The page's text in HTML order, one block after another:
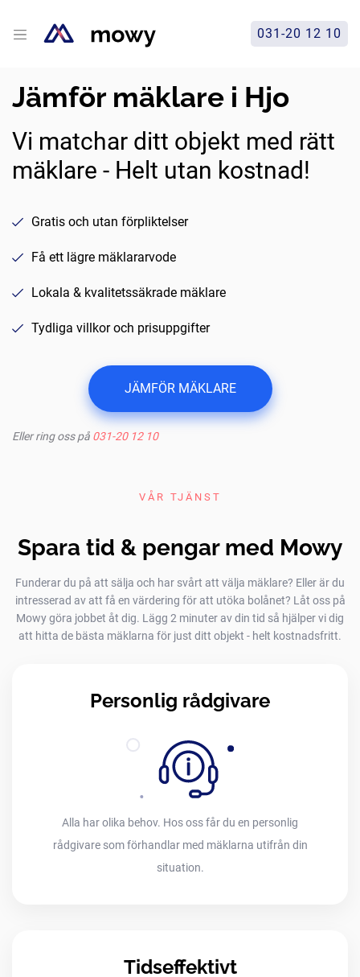
031-20 12 10
Jämför mäklare i Hjo
Vi matchar ditt objekt med rätt
mäklare - Helt utan kostnad!
Gratis och utan förpliktelser
Få ett lägre mäklararvode
Lokala & kvalitetssäkrade mäklare
Tydliga villkor och prisuppgifter
JÄMFÖR MÄKLARE
Eller ring oss på 031-20 12 10
VÅR TJÄNST
Spara tid & pengar med Mowy
Funderar du på att sälja och har svårt att välja mäklare? Eller är du
intresserad av att få en värdering för att utöka bolånet? Låt oss på
Mowy göra jobbet åt dig. Lägg 2 minuter av din tid så hjälper vi dig
att hitta de bästa mäklarna för just ditt objekt - helt kostnadsfritt.
Personlig rådgivare
Alla har olika behov. Hos oss får du en personlig
rådgivare som förhandlar med mäklarna utifrån din
situation.
Tidseffektivt